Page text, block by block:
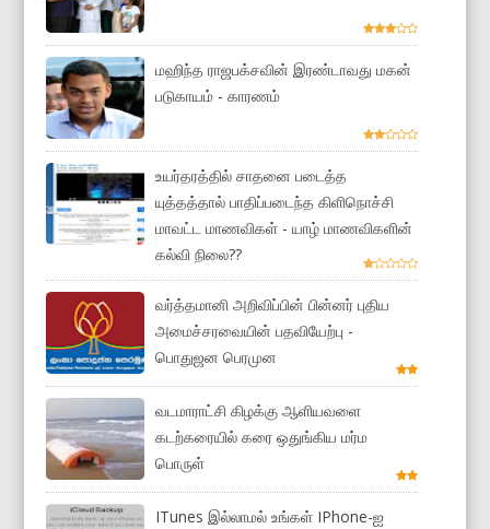
மஹிந்த ராஜபக்சவின் இரண்டாவது மகன்
படுகாயம் - காரணம்
உயர்தரத்தில் சாதனை படைத்த
யுத்தத்தால் பாதிப்படைந்த கிளிநொச்சி
மாவட்ட மாணவிகள் - யாழ் மாணவிகளின்
கல்வி நிலை??
வர்த்தமானி அறிவிப்பின் பின்னர் புதிய
அமைச்சரவையின் பதவியேற்பு -
பொதுஜன பெரமுன
வடமாராட்சி கிழக்கு ஆளியவளை
கடற்கரையில் கரை ஒதுங்கிய மர்ம
பொருள்
ITunes இல்லாமல் உங்கள் IPhone-ஐ